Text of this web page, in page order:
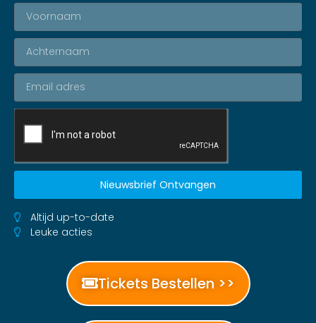
Nieuwsbrief Ontvangen
Altijd up-to-date
Leuke acties
Tickets Bestellen >>